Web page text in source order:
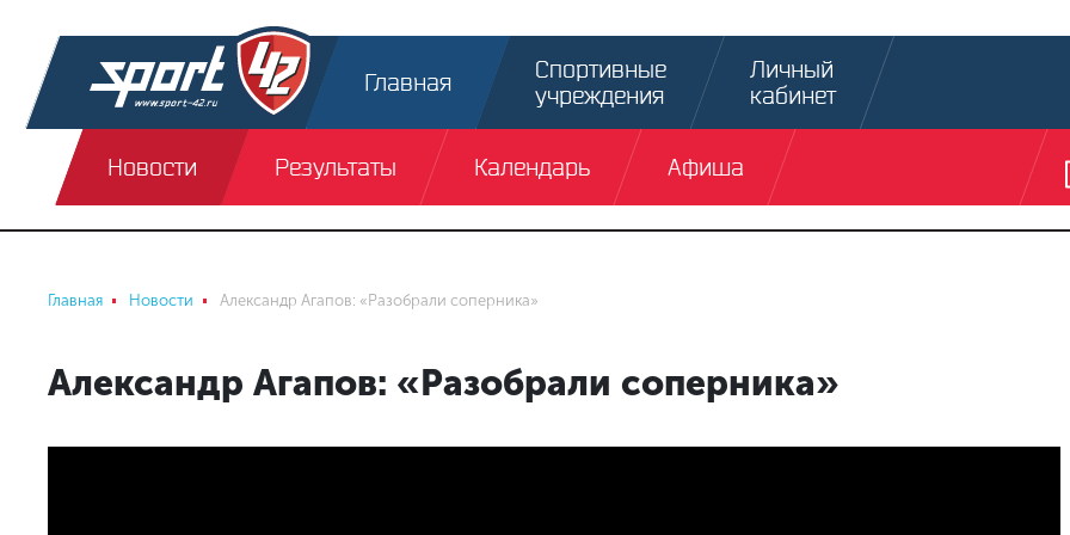
Главная
Спортивные
учреждения
Личный
кабинет
Новости Результаты Календарь Афиша
Главная Новости Александр Агапов: «Разобрали соперника»
Александр Агапов: «Разобрали соперника»